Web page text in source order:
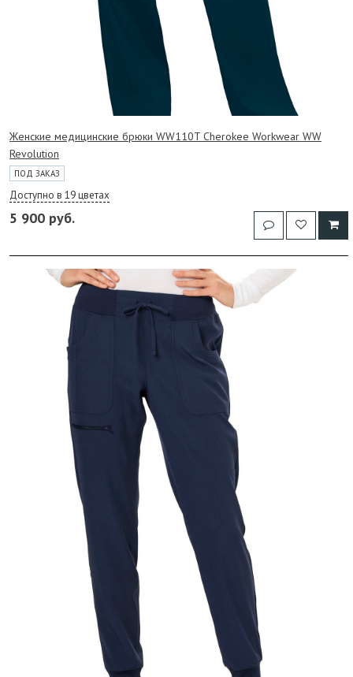
Женские медицинские брюки WW110T Cherokee Workwear WW
Revolution
ПОД ЗАКАЗ
Доступно в 19 цветах
5 900 руб.